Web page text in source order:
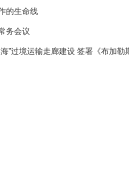
的生命线
务会议
”过境运输走廊建设 签署《布加勒